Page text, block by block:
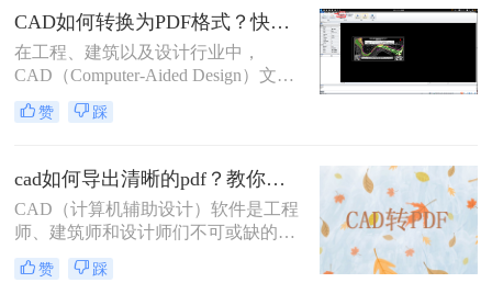
么样把cad批量转pdf文件呢？本文将
详细介绍几种将CAD文件批量转换为
PDF文件的方法，帮助用户高效完成
这一任务。
CAD如何转换为PDF格式？快来试试这三种方法吧！
在工程、建筑以及设计行业中，
CAD（Computer-Aided Design）文件
是存储和交流复杂设计信息的标准格
式。然而，PDF（Portable Document
易于分享的特点，在日常工作中也占
据着重要地位。因此，将CAD文件转
换为PDF格式，成为了许多专业人士
的必要技能。那么CAD如何转换为
PDF格式呢？本文将详细介绍几种常
用的CAD转PDF的方法，帮助您掌握
赞 踩
cad如何导出清晰的pdf？教你二个实用方法！
​CAD（计算机辅助设计）软件是工程
师、建筑师和设计师们不可或缺的工
具，而PDF（可移植文档格式）文件
则因其跨平台兼容性和内容稳定性，
赞 踩